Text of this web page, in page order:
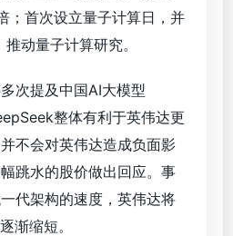
；首次设立量子计算日，并
动量子计算研究。
次提及中国AI大模型
整体有利于英伟达更
不会对英伟达造成负面影
跳水的股价做出回应。事
代架构的速度，英伟达将
渐缩短。